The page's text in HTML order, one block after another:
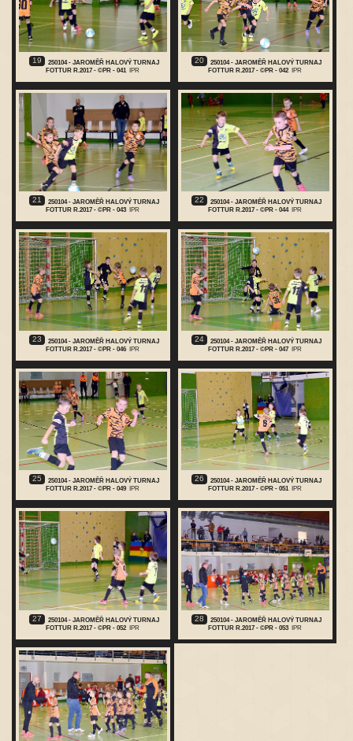
19
250104 - JAROMĚŘ HALOVÝ TURNAJ
FOTTUR R.2017 - ©PR - 041
IPR
20
250104 - JAROMĚŘ HALOVÝ TURNAJ
FOTTUR R.2017 - ©PR - 042
IPR
21
250104 - JAROMĚŘ HALOVÝ TURNAJ
FOTTUR R.2017 - ©PR - 043
IPR
22
250104 - JAROMĚŘ HALOVÝ TURNAJ
FOTTUR R.2017 - ©PR - 044
IPR
23
250104 - JAROMĚŘ HALOVÝ TURNAJ
FOTTUR R.2017 - ©PR - 046
IPR
24
250104 - JAROMĚŘ HALOVÝ TURNAJ
FOTTUR R.2017 - ©PR - 047
IPR
25
250104 - JAROMĚŘ HALOVÝ TURNAJ
FOTTUR R.2017 - ©PR - 049
IPR
26
250104 - JAROMĚŘ HALOVÝ TURNAJ
FOTTUR R.2017 - ©PR - 051
IPR
27
250104 - JAROMĚŘ HALOVÝ TURNAJ
FOTTUR R.2017 - ©PR - 052
IPR
28
250104 - JAROMĚŘ HALOVÝ TURNAJ
FOTTUR R.2017 - ©PR - 053
IPR